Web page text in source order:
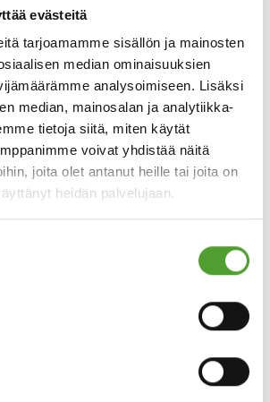
evästeitä
tarjoamamme sisällön ja mainosten
median ominaisuuksien
analysoimiseen. Lisäksi
median, mainosalan ja analytiikka-
tietoja siitä, miten käytät
voivat yhdistää näitä
joita olet antanut heille tai joita on
heidän palvelujaan.
tietosuojaselosteeseen